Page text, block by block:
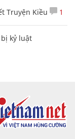
Truyện Kiều 1
bị kỷ luật